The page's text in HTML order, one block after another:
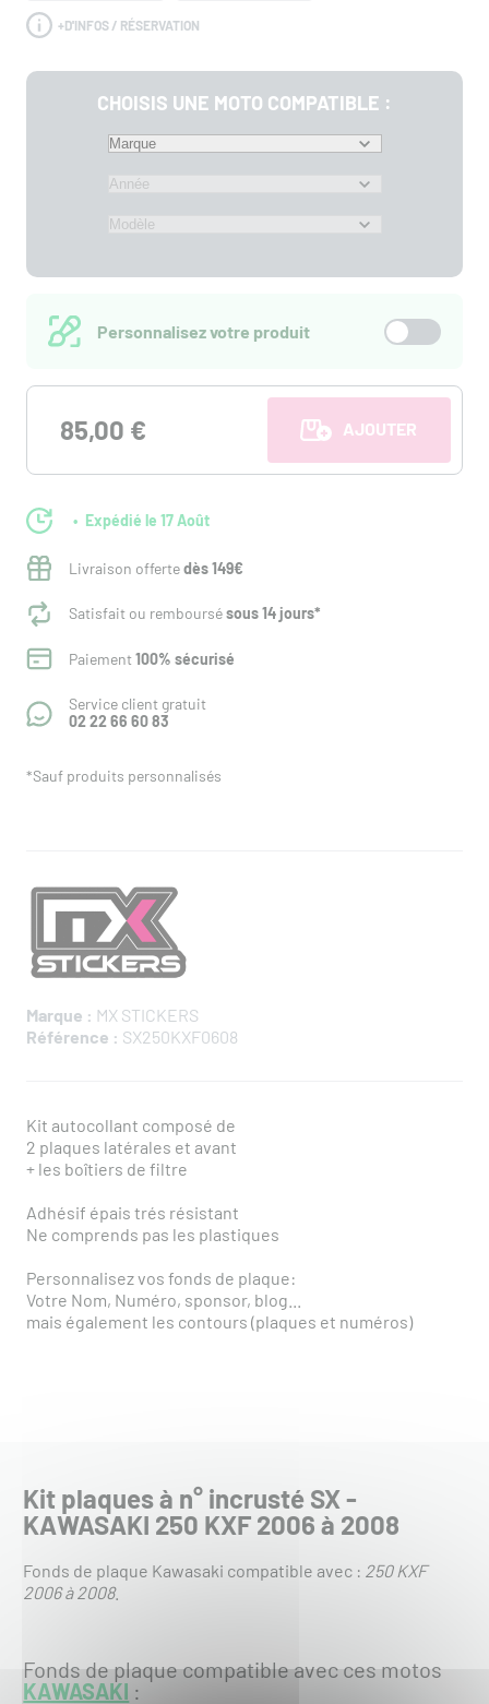
+D'INFOS / RÉSERVATION
CHOISIS UNE MOTO COMPATIBLE :
Personnalisez votre produit
85,00 € AJOUTER AU
Expédié le 17 Août
Livraison offertedès 149€
Satisfait ou remboursésous 14 jours*
Paiement100% sécurisé
Service client gratuit
02 22 66 60 83
*Sauf produits personnalisés
Marque : MX STICKERS
Référence : SX250KXF0608
Kit autocollant composé de
2 plaques latérales et avant
+ les boîtiers de filtre
Adhésif épais trés résistant
Ne comprends pas les plastiques
Personnalisez vos fonds de plaque:
Votre Nom, Numéro, sponsor, blog...
mais également les contours (plaques et numéros)
Kit plaques à n° incrusté SX -
KAWASAKI 250 KXF 2006 à 2008
Fonds de plaque Kawasaki compatible avec : 250 KXF
2006 à 2008.
Fonds de plaque compatible avec ces motos
KAWASAKI :